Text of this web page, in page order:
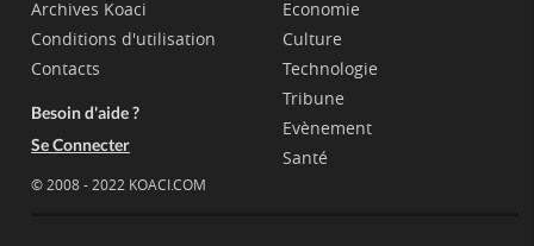
Archives Koaci
Conditions d'utilisation
Contacts
Besoin d'aide ?
Se Connecter
© 2008 - 2022 KOACI.COM
Economie
Culture
Technologie
Tribune
Evènement
Santé